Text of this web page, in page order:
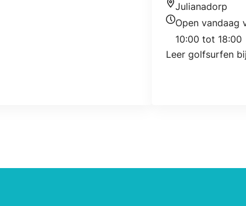
Locatie
Julianadorp
Openingstijden
Open vandaag
10:00 tot 18:00
Leer golfsurfen